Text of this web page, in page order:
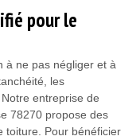
pour le
à ne pas négliger et à
les
entreprise de
78270 propose des
toiture. Pour bénéficier